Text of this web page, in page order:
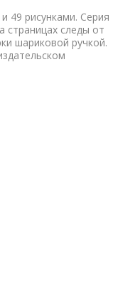
49 рисунками. Серия
страницах следы от
шариковой ручкой.